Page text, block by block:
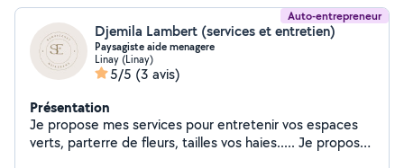
Auto-entrepreneur
Djemila Lambert (services et entretien)
Paysagiste aide menagere
Linay (Linay)
5/5 (3 avis)
Présentation
Je propose mes services pour entretenir vos espaces
verts, parterre de fleurs, tailles vos haies..... Je propose